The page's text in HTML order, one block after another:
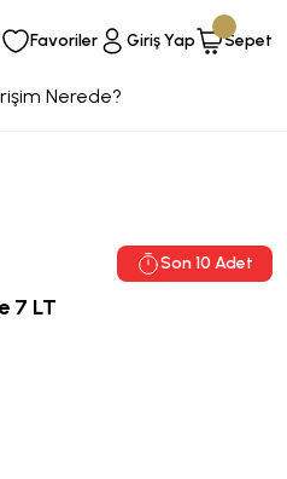
Favoriler Giriş Yap Sepet
Nerede?
Son 10 Adet
7 LT